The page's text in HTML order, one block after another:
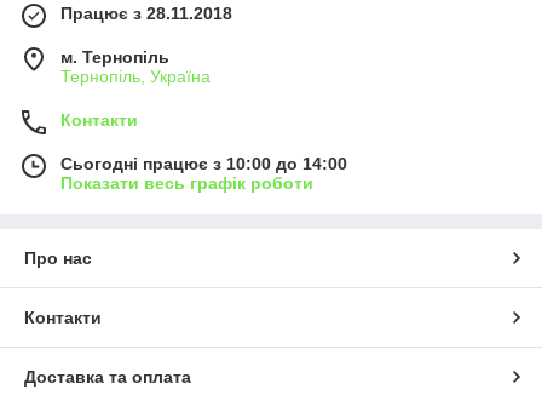
Працює з 28.11.2018
м. Тернопіль
Тернопіль, Україна
Контакти
Сьогодні працює з 10:00 до 14:00
Показати весь графік роботи
Про нас
Контакти
Доставка та оплата